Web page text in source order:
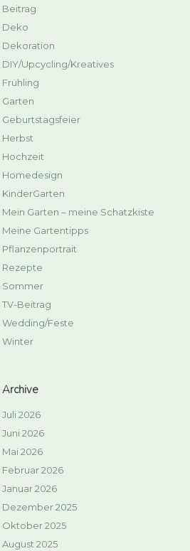
Beitrag
Deko
Dekoration
DIY/Upcycling/Kreatives
Frühling
Garten
Geburtstagsfeier
Herbst
Hochzeit
Homedesign
KinderGarten
Mein Garten – meine Schatzkiste
Meine Gartentipps
Pflanzenportrait
Rezepte
Sommer
TV-Beitrag
Wedding/Feste
Winter
Archive
Juli 2026
Juni 2026
Mai 2026
Februar 2026
Januar 2026
Dezember 2025
Oktober 2025
August 2025